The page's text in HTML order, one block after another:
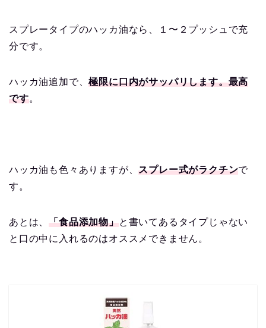
スプレータイプのハッカ油なら、１〜２プッシュで充
分です。
ハッカ油追加で、極限に口内がサッパリします。最高
です。
ハッカ油も色々ありますが、スプレー式がラクチンで
す。
あとは、「食品添加物」と書いてあるタイプじゃない
と口の中に入れるのはオススメできません。